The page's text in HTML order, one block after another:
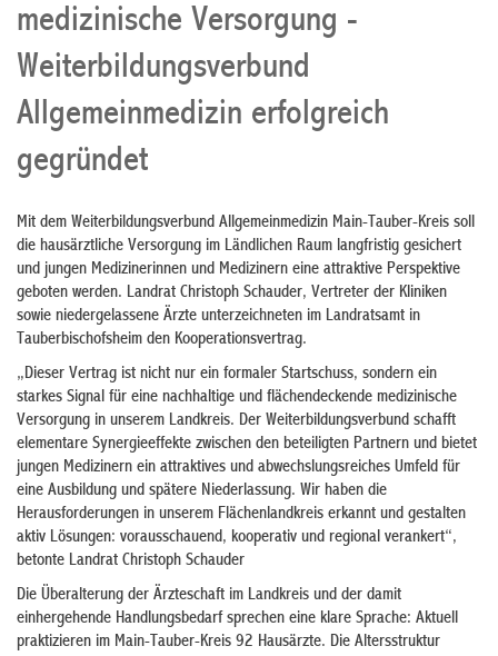
medizinische Versorgung -
Weiterbildungsverbund
Allgemeinmedizin erfolgreich
gegründet
Mit dem Weiterbildungsverbund Allgemeinmedizin Main-Tauber-Kreis soll
die hausärztliche Versorgung im Ländlichen Raum langfristig gesichert
und jungen Medizinerinnen und Medizinern eine attraktive Perspektive
geboten werden. Landrat Christoph Schauder, Vertreter der Kliniken
sowie niedergelassene Ärzte unterzeichneten im Landratsamt in
Tauberbischofsheim den Kooperationsvertrag.
„Dieser Vertrag ist nicht nur ein formaler Startschuss, sondern ein
starkes Signal für eine nachhaltige und flächendeckende medizinische
Versorgung in unserem Landkreis. Der Weiterbildungsverbund schafft
elementare Synergieeffekte zwischen den beteiligten Partnern und bietet
jungen Medizinern ein attraktives und abwechslungsreiches Umfeld für
eine Ausbildung und spätere Niederlassung. Wir haben die
Herausforderungen in unserem Flächenlandkreis erkannt und gestalten
aktiv Lösungen: vorausschauend, kooperativ und regional verankert“,
betonte Landrat Christoph Schauder
Die Überalterung der Ärzteschaft im Landkreis und der damit
einhergehende Handlungsbedarf sprechen eine klare Sprache: Aktuell
praktizieren im Main-Tauber-Kreis 92 Hausärzte. Die Altersstruktur